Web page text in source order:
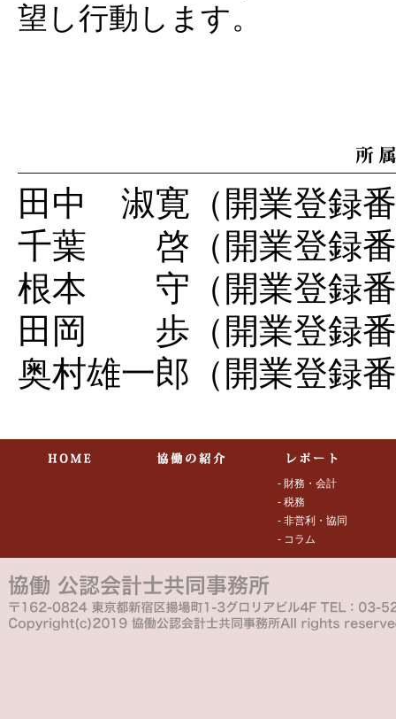
望し行動します。
田中 淑寛（開業登録
千葉 啓（開業登録番
根本 守（開業登録番
田岡 歩（開業登録番
奥村雄一郎（開業登録
- 財務・会計
- 税務
- 非営利・協同
- コラム